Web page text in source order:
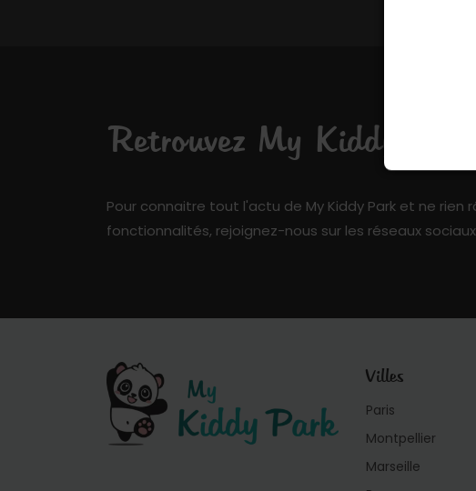
Retrouvez My Kiddy
Pour connaitre tout l'actu de My Kiddy Park et ne rien
fonctionnalités, rejoignez-nous sur les réseaux
Villes
Paris
Montpellier
Marseille